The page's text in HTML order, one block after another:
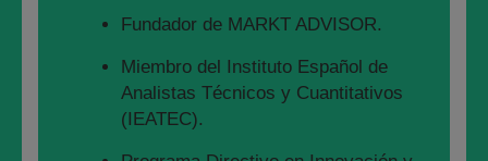
Fundador de MARKT ADVISOR.
Miembro del Instituto Español de
Analistas Técnicos y Cuantitativos
(IEATEC).